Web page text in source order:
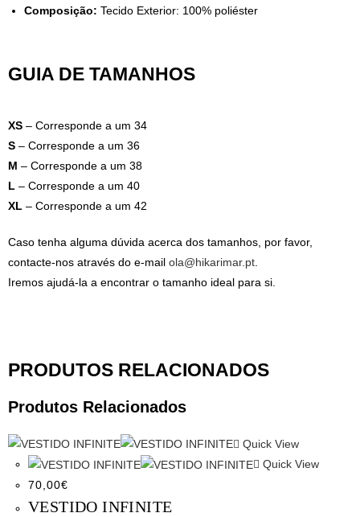
Composição: Tecido Exterior: 100% poliéster
GUIA DE TAMANHOS
XS – Corresponde a um 34
S – Corresponde a um 36
M – Corresponde a um 38
L – Corresponde a um 40
XL – Corresponde a um 42
Caso tenha alguma dúvida acerca dos tamanhos, por favor,
contacte-nos através do e-mail ola@hikarimar.pt
Iremos ajudá-la a encontrar o tamanho ideal para si.
PRODUTOS RELACIONADOS
Produtos Relacionados
Quick View
Quick View
70,00€
VESTIDO INFINITE